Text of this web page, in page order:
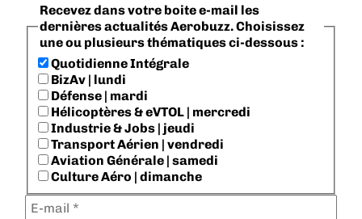
Recevez dans votre boite e-mail les
dernières actualités Aerobuzz. Choisissez
une ou plusieurs thématiques ci-dessous :
Quotidienne Intégrale
BizAv | lundi
Défense | mardi
Hélicoptères & eVTOL | mercredi
Industrie & Jobs | jeudi
Transport Aérien | vendredi
Aviation Générale | samedi
Culture Aéro | dimanche